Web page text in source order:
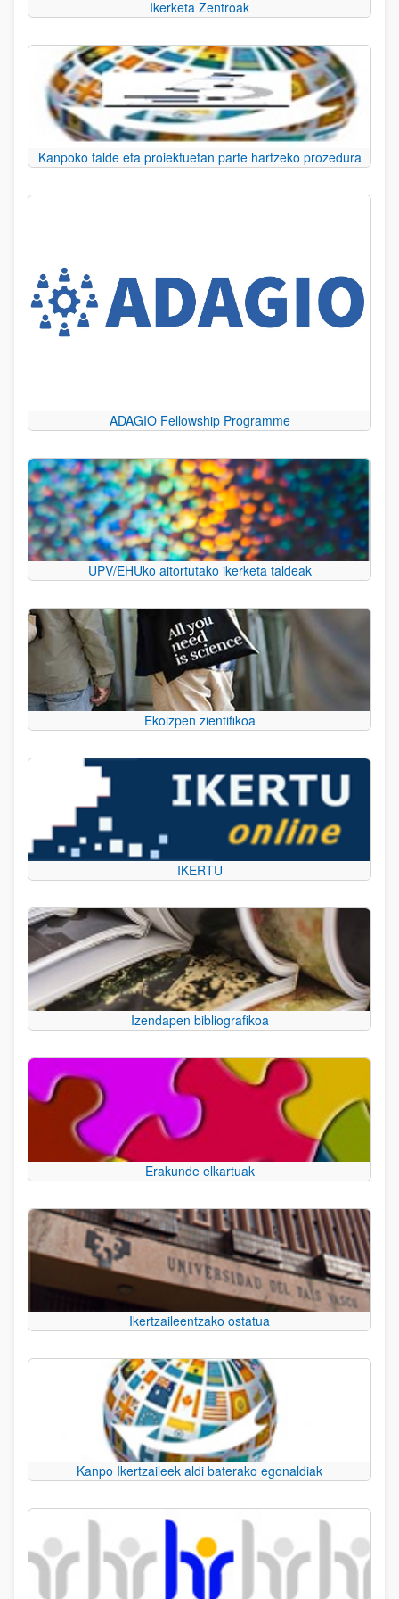
Ikerketa Zentroak
Kanpoko talde eta proiektuetan parte hartzeko prozedura
ADAGIO Fellowship Programme
UPV/EHUko aitortutako ikerketa taldeak
Ekoizpen zientifikoa
IKERTU
Izendapen bibliografikoa
Erakunde elkartuak
Ikertzaileentzako ostatua
Kanpo Ikertzaileek aldi baterako egonaldiak